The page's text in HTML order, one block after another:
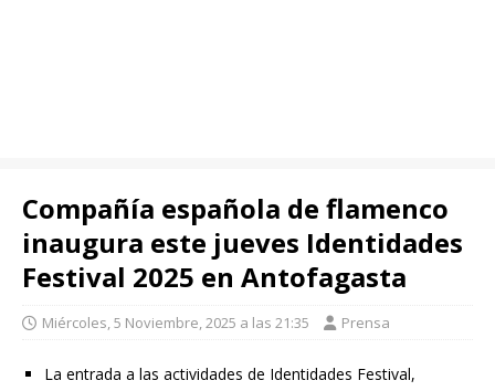
Compañía española de flamenco
inaugura este jueves Identidades
Festival 2025 en Antofagasta
Miércoles, 5 Noviembre, 2025 a las 21:35 Prensa
La entrada a las actividades de Identidades Festival,